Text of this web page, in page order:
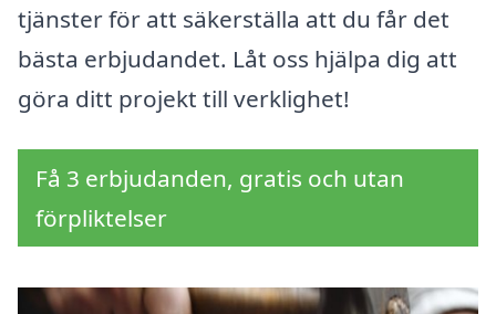
tjänster för att säkerställa att du får det
bästa erbjudandet. Låt oss hjälpa dig att
göra ditt projekt till verklighet!
Få 3 erbjudanden, gratis och utan
förpliktelser